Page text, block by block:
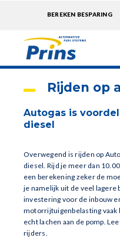
Overslaan
TOPMENU
BEREKEN BESPARING
Rijden op
Autogas is
diesel
Overwegend is rijden op
diesel. Rijd je meer dan
een berekening zeker de
je namelijk uit de veel lagere
investering voor de inbouw
motorrijtuigenbelasting vaak
echt lachen aan de pomp.
rijders.